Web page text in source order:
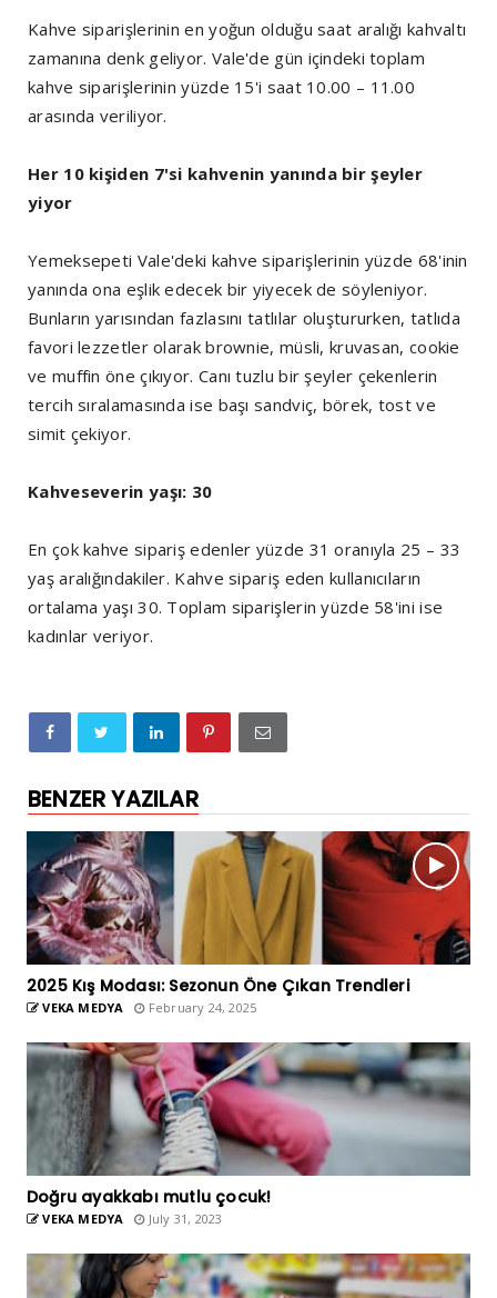
Kahve siparişlerinin en yoğun olduğu saat aralığı kahvaltı
zamanına denk geliyor. Vale'de gün içindeki toplam
kahve siparişlerinin yüzde 15'i saat 10.00 – 11.00
arasında veriliyor.
Her 10 kişiden 7'si kahvenin yanında bir şeyler
yiyor
Yemeksepeti Vale'deki kahve siparişlerinin yüzde 68'inin
yanında ona eşlik edecek bir yiyecek de söyleniyor.
Bunların yarısından fazlasını tatlılar oluştururken, tatlıda
favori lezzetler olarak brownie, müsli, kruvasan, cookie
ve muffin öne çıkıyor. Canı tuzlu bir şeyler çekenlerin
tercih sıralamasında ise başı sandviç, börek, tost ve
simit çekiyor.
Kahveseverin yaşı: 30
En çok kahve sipariş edenler yüzde 31 oranıyla 25 – 33
yaş aralığındakiler. Kahve sipariş eden kullanıcıların
ortalama yaşı 30. Toplam siparişlerin yüzde 58'ini ise
kadınlar veriyor.
BENZER YAZILAR
2025 Kış Modası: Sezonun Öne Çıkan Trendleri
VEKA MEDYA February 24, 2025
Doğru ayakkabı mutlu çocuk!
VEKA MEDYA July 31, 2023